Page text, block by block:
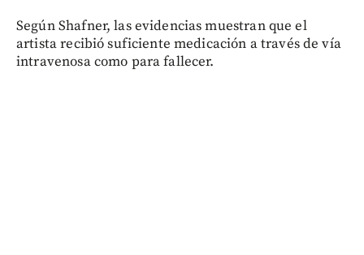
Según Shafner, las evidencias muestran que el
artista recibió suficiente medicación a través de vía
intravenosa como para fallecer.